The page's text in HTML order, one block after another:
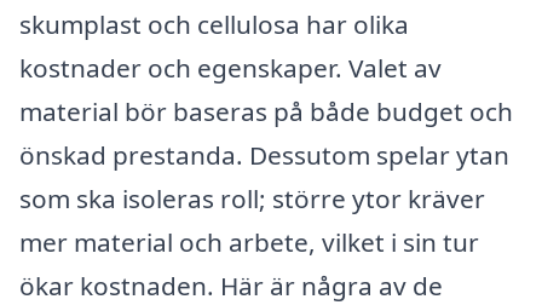
skumplast och cellulosa har olika
kostnader och egenskaper. Valet av
material bör baseras på både budget och
önskad prestanda. Dessutom spelar ytan
som ska isoleras roll; större ytor kräver
mer material och arbete, vilket i sin tur
ökar kostnaden. Här är några av de